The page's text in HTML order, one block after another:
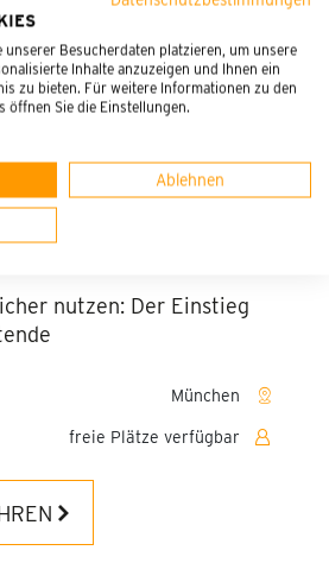
unserer Besucherdaten platzieren, um unsere
Inhalte anzuzeigen und Ihnen ein
zu bieten. Für weitere Informationen zu den
öffnen Sie die Einstellungen.
Ablehnen
München
freie Plätze verfügbar
nutzen: Der Einstieg
München
freie Plätze verfügbar